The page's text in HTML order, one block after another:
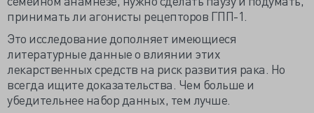
принимать ли агонисты рецепторов ГПП-1.
Это исследование дополняет имеющиеся
литературные данные о влиянии этих
лекарственных средств на риск развития рака. Но
всегда ищите доказательства. Чем больше и
убедительнее набор данных, тем лучше.